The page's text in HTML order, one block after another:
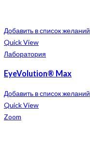
Добавить в список желаний
Quick View
Лаборатория
EyeVolution® Max
Добавить в список желаний
Quick View
Zoom